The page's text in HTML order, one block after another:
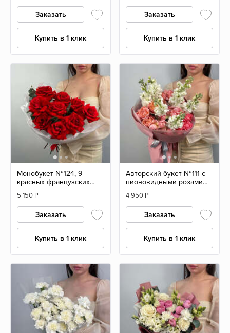
Заказать
Купить в 1 клик
Заказать
Купить в 1 клик
Монобукет №124, 9
красных французских
5 150₽
Заказать
Купить в 1 клик
Авторский букет №111 с
пионовидными розами
4 950₽
Заказать
Купить в 1 клик